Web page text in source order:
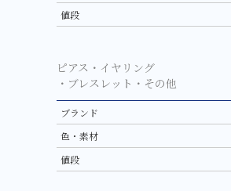
値段
ピアス・イヤリング
・ブレスレット・その他
ブランド
色・素材
値段